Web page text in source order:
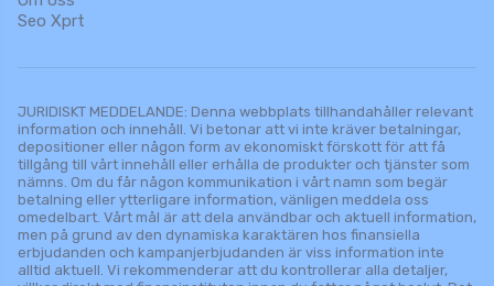
Seo Xprt
JURIDISKT MEDDELANDE: Denna webbplats tillhandahåller relevant
information och innehåll. Vi betonar att vi inte kräver betalningar,
depositioner eller någon form av ekonomiskt förskott för att få
tillgång till vårt innehåll eller erhålla de produkter och tjänster som
nämns. Om du får någon kommunikation i vårt namn som begär
betalning eller ytterligare information, vänligen meddela oss
omedelbart. Vårt mål är att dela användbar och aktuell information,
men på grund av den dynamiska karaktären hos finansiella
erbjudanden och kampanjerbjudanden är viss information inte
alltid aktuell. Vi rekommenderar att du kontrollerar alla detaljer,